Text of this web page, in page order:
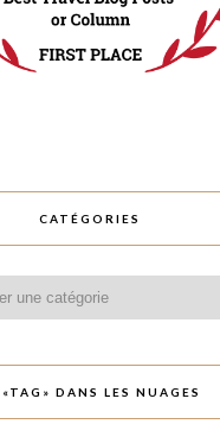
CATÉGORIES
DANS LES NUAGES